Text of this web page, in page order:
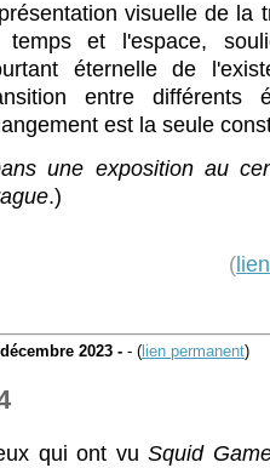
visuelle de la
temps et l'espace,
éternelle de
entre différents
est la seule
une exposition au
.)
(
2023 - - ( lien permanent)
qui ont vu Squid